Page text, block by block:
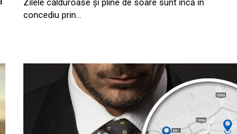
Zilele călduroase și pline de soare sunt încă în
concediu prin…